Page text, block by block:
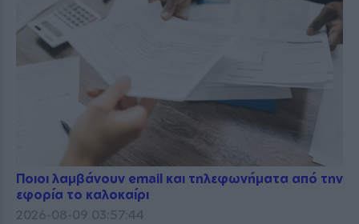
Ποιοι λαμβάνουν email και τηλεφωνήματα από την
εφορία το καλοκαίρι
2026-08-09 03:57:44